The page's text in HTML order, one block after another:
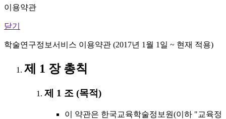
이용약관
닫기
학술연구정보서비스 이용약관 (2017년 1월 1일 ~ 현재 적용)
제 1 장 총칙
제 1 조 (목적)
이 약관은 한국교육학술정보원(이하 "교육정